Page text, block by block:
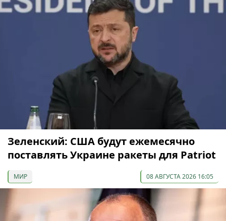
Зеленский: США будут ежемесячно
поставлять Украине ракеты для Patriot
МИР 08 АВГУСТА 2026 16:05